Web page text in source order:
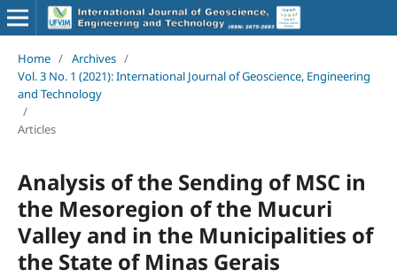
Home / Archives /
Vol. 3 No. 1 (2021): International Journal of Geoscience, Engineering
and Technology
/
Articles
Analysis of the Sending of MSC in
the Mesoregion of the Mucuri
Valley and in the Municipalities of
the State of Minas Gerais